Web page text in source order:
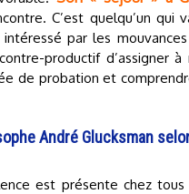
C’est quelqu’un
par les
productif d’assigner
de probation et
André Glucksman
est présente chez